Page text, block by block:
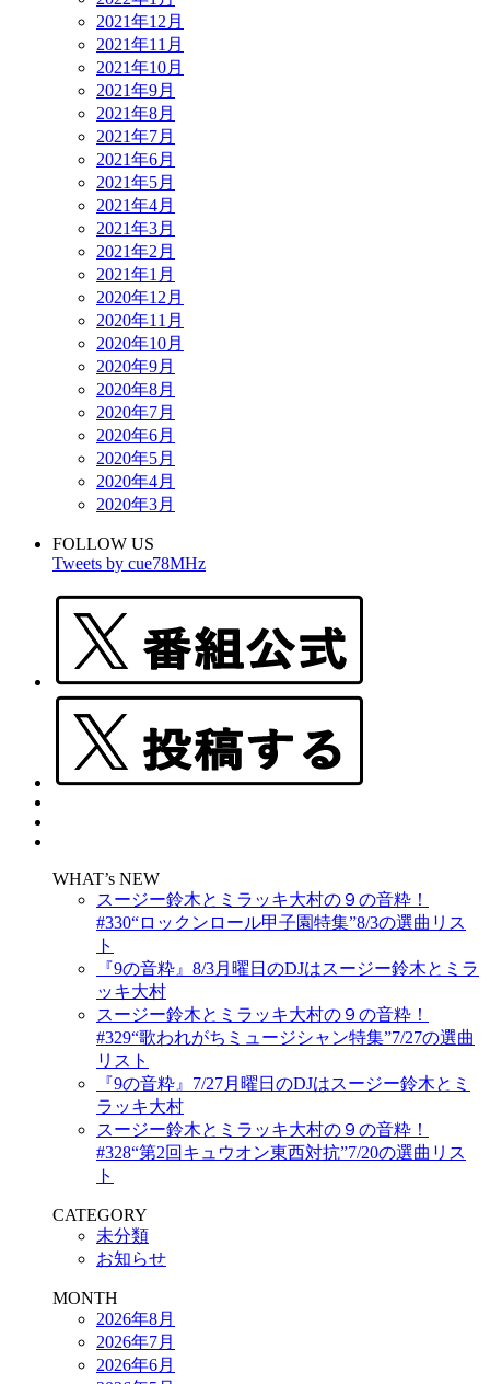
2021年12月
2021年11月
2021年10月
2021年9月
2021年8月
2021年7月
2021年6月
2021年5月
2021年4月
2021年3月
2021年2月
2021年1月
2020年12月
2020年11月
2020年10月
2020年9月
2020年8月
2020年7月
2020年6月
2020年5月
2020年4月
2020年3月
FOLLOW US
Tweets by cue78MHz
WHAT’s NEW
スージー鈴木とミラッキ大村の９の音粋！
#330“ロックンロール甲子園特集”8/3の選曲リス
ト
『9の音粋』8/3月曜日のDJはスージー鈴木とミラ
ッキ大村
スージー鈴木とミラッキ大村の９の音粋！
#329“歌われがちミュージシャン特集”7/27の選曲
リスト
『9の音粋』7/27月曜日のDJはスージー鈴木とミ
ラッキ大村
スージー鈴木とミラッキ大村の９の音粋！
#328“第2回キュウオン東西対抗”7/20の選曲リス
ト
CATEGORY
未分類
お知らせ
MONTH
2026年8月
2026年7月
2026年6月